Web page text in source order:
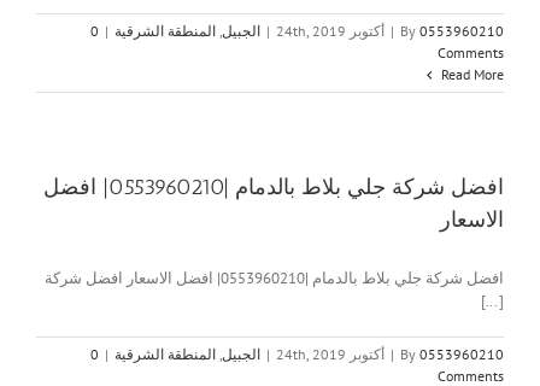
By 0553960210
| أكتوبر 24th, 2019 | الجبيل المنطقة الشرقية |
0
Comments
Read More
افضل شركة جلي بلاط بالدمام |0553960210| افضل
الاسعار
افضل شركة جلي بلاط بالدمام |0553960210| افضل الاسعار افضل شركة
[...]
By 0553960210
| أكتوبر 24th, 2019 | الجبيل المنطقة الشرقية |
0
Comments